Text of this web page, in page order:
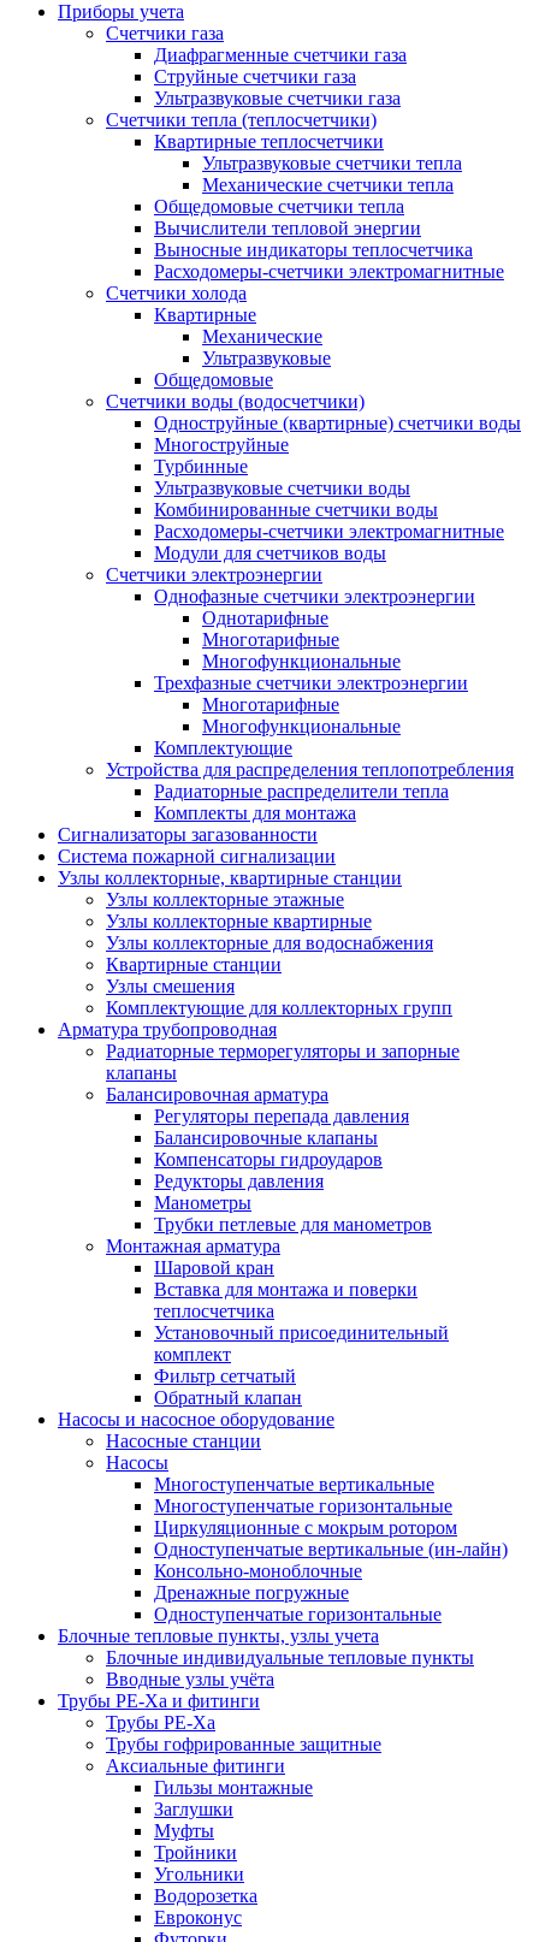
Приборы учета
Счетчики газа
Диафрагменные счетчики газа
Струйные счетчики газа
Ультразвуковые счетчики газа
Счетчики тепла (теплосчетчики)
Квартирные теплосчетчики
Ультразвуковые счетчики тепла
Механические счетчики тепла
Общедомовые счетчики тепла
Вычислители тепловой энергии
Выносные индикаторы теплосчетчика
Расходомеры-счетчики электромагнитные
Счетчики холода
Квартирные
Механические
Ультразвуковые
Общедомовые
Счетчики воды (водосчетчики)
Одноструйные (квартирные) счетчики воды
Многоструйные
Турбинные
Ультразвуковые счетчики воды
Комбинированные счетчики воды
Расходомеры-счетчики электромагнитные
Модули для счетчиков воды
Счетчики электроэнергии
Однофазные счетчики электроэнергии
Однотарифные
Многотарифные
Многофункциональные
Трехфазные счетчики электроэнергии
Многотарифные
Многофункциональные
Комплектующие
Устройства для распределения теплопотребления
Радиаторные распределители тепла
Комплекты для монтажа
Сигнализаторы загазованности
Система пожарной сигнализации
Узлы коллекторные, квартирные станции
Узлы коллекторные этажные
Узлы коллекторные квартирные
Узлы коллекторные для водоснабжения
Квартирные станции
Узлы смешения
Комплектующие для коллекторных групп
Арматура трубопроводная
Радиаторные терморегуляторы и запорные
клапаны
Балансировочная арматура
Регуляторы перепада давления
Балансировочные клапаны
Компенсаторы гидроударов
Редукторы давления
Манометры
Трубки петлевые для манометров
Монтажная арматура
Шаровой кран
Вставка для монтажа и поверки
теплосчетчика
Установочный присоединительный
комплект
Фильтр сетчатый
Обратный клапан
Насосы и насосное оборудование
Насосные станции
Насосы
Многоступенчатые вертикальные
Многоступенчатые горизонтальные
Циркуляционные с мокрым ротором
Одноступенчатые вертикальные (ин-лайн)
Консольно-моноблочные
Дренажные погружные
Одноступенчатые горизонтальные
Блочные тепловые пункты, узлы учета
Блочные индивидуальные тепловые пункты
Вводные узлы учёта
Трубы РЕ-Ха и фитинги
Трубы РЕ-Ха
Трубы гофрированные защитные
Аксиальные фитинги
Гильзы монтажные
Заглушки
Муфты
Тройники
Угольники
Водорозетка
Евроконус